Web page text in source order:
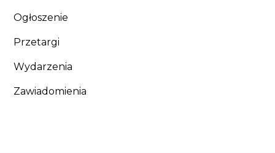
Ogłoszenie
Przetargi
Wydarzenia
Zawiadomienia